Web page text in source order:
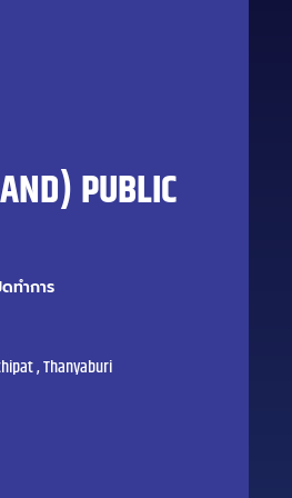
PUBLIC
ทำการ
, Thanyaburi